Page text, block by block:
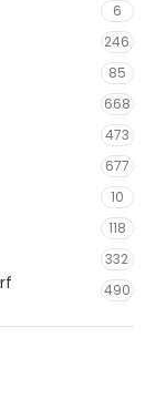
6
246
85
668
473
677
10
118
332
490